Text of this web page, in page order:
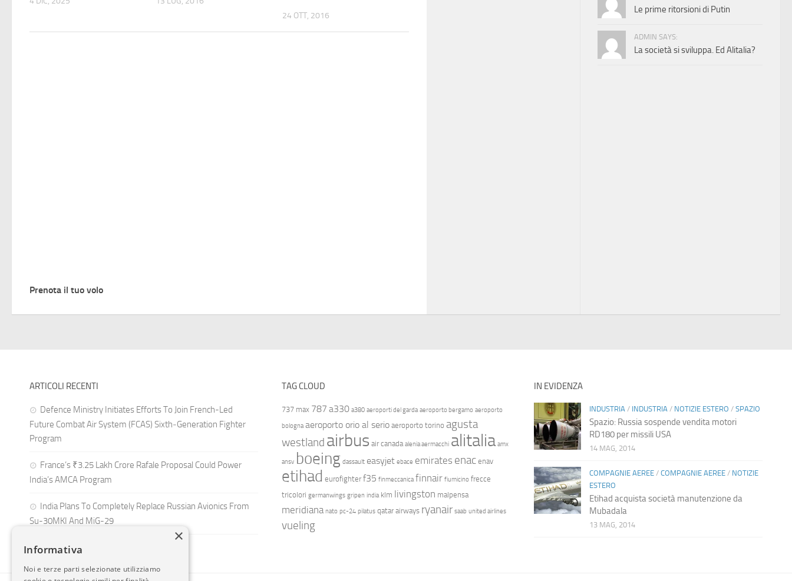
24 OTT, 2016
Prenota il tuo volo
Le prime ritorsioni di Putin
ADMIN SAYS:
La società si sviluppa. Ed Alitalia?
ARTICOLI RECENTI
Defence Ministry Initiates Efforts To Join French-Led
Future Combat Air System (FCAS) Sixth‑Generation Fighter
Program
France’s ₹3.25 Lakh Crore Rafale Proposal Could Power
India’s AMCA Program
India Plans To Completely Replace Russian Avionics From
Su-30MKI And MiG-29
TAG CLOUD
737 max 787 a330 a380 aeroporti del garda aeroporto bergamo aeroporto
bologna aeroporto orio al serio aeroporto torino agusta
westland airbus air canada alenia aermacchi alitalia amx
ansv boeing dassault easyjet ebace emirates enac enav
etihad eurofighter f35 finmeccanica finnair fiumicino frecce
tricolori germanwings gripen india klm livingston malpensa
meridiana nato pc-24 pilatus qatar airways ryanair saab united airlines
vueling
IN EVIDENZA
INDUSTRIA/ INDUSTRIA/ NOTIZIE ESTERO / SPAZIO
Spazio: Russia sospende vendita motori
RD180 per missili USA
14 MAG, 2014
COMPAGNIE AEREE/ COMPAGNIE AEREE/ NOTIZIE
ESTERO
Etihad acquista società manutenzione da
Mubadala
13 MAG, 2014
×
Informativa
Noi e terze parti selezionate utilizziamo